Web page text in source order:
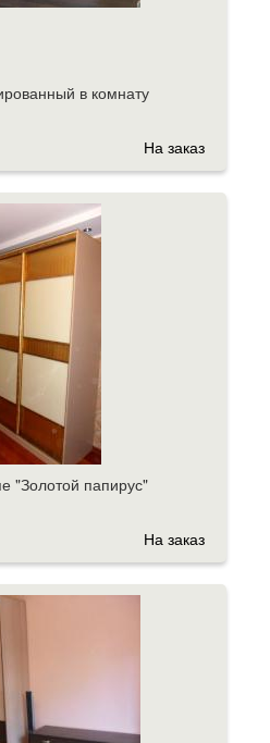
в комнату
На заказ
"Золотой папирус"
На заказ